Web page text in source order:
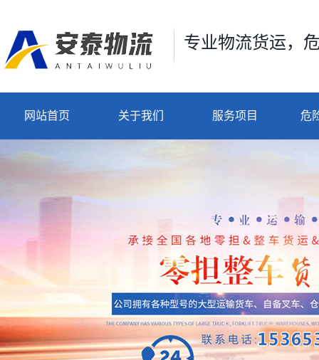
专业物流货运，
网站首页 关于我们 服务项目 危